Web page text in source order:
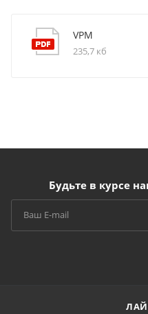
VPM
235,7 кб
Будьте в курсе